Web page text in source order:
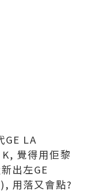
GE LA
覺得用佢黎
出左GE
用落又會點?